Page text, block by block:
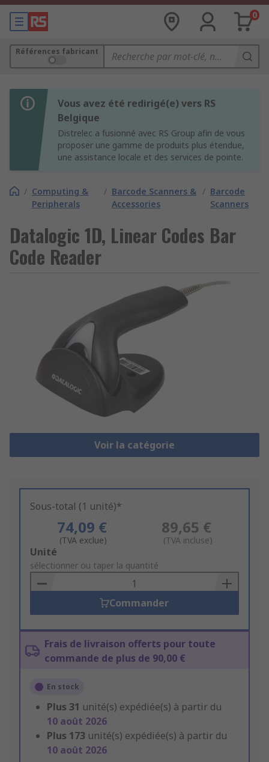
0
Références fabricant
Vous avez été redirigé(e) vers RS
Belgique
Distrelec a fusionné avec RS Group afin de vous
proposer une gamme de produits plus étendue,
une assistance locale et des services de pointe.
/ Computing &
Peripherals
/ Barcode Scanners &
Accessories
/ Barcode
Scanners
Datalogic 1D, Linear Codes Bar
Code Reader
Voir la catégorie
Sous-total (1 unité)*
74,09 €
(TVA exclue)
89,65 €
(TVA incluse)
Add
to
Basket
Unité
sélectionner ou taper la quantité
Commander
Frais de livraison offerts pour toute
commande de plus de 90,00 €
En stock
Plus 31 unité(s) expédiée(s) à partir du
10 août 2026
Plus 173 unité(s) expédiée(s) à partir du
10 août 2026